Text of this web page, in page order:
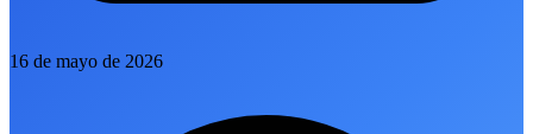
16 de mayo de 2026